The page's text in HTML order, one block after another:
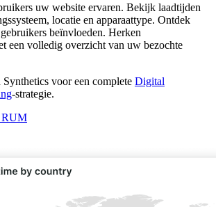
uw website ervaren. Bekijk laadtijden
locatie en apparaattype. Ontdek
beïnvloeden. Herken
een volledig overzicht van uw bezochte
voor een complete Digital
-strategie.
RUM